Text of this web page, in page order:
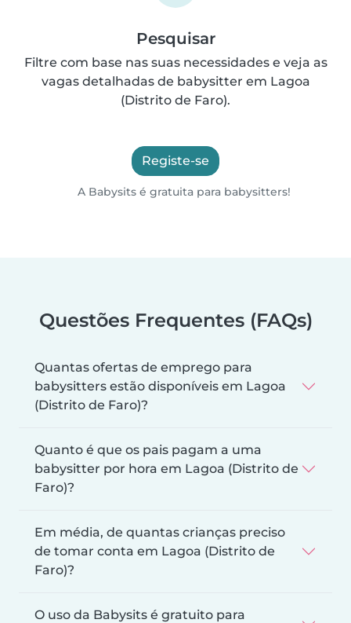
Pesquisar
Filtre com base nas suas necessidades e veja as
vagas detalhadas de babysitter em Lagoa
(Distrito de Faro).
Registe-se
A Babysits é gratuita para babysitters!
Questões Frequentes (FAQs)
Quantas ofertas de emprego para
babysitters estão disponíveis em Lagoa
(Distrito de Faro)?
Quanto é que os pais pagam a uma
babysitter por hora em Lagoa (Distrito de
Faro)?
Em média, de quantas crianças preciso
de tomar conta em Lagoa (Distrito de
Faro)?
O uso da Babysits é gratuito para